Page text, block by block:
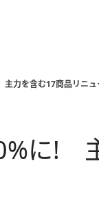
力を含む17商品リニュ
に!